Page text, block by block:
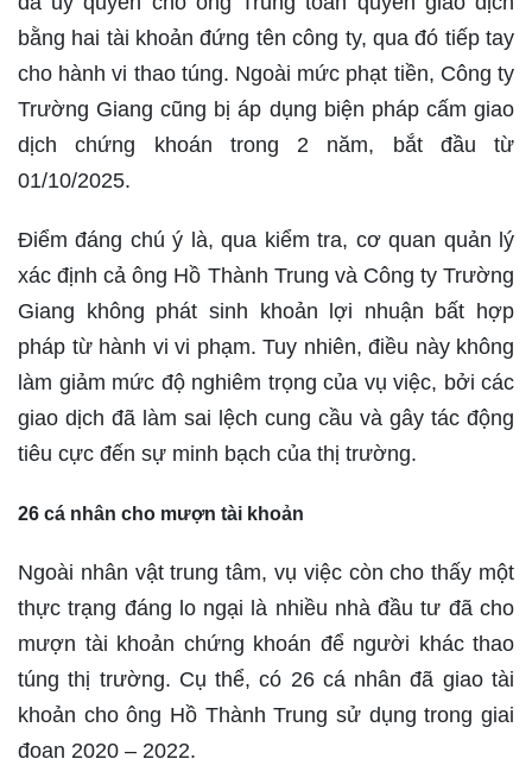
bằng hai tài khoản đứng tên công ty, qua đó tiếp tay
cho hành vi thao túng. Ngoài mức phạt tiền, Công ty
Trường Giang cũng bị áp dụng biện pháp cấm giao
dịch chứng khoán trong 2 năm, bắt đầu từ
01/10/2025.
Điểm đáng chú ý là, qua kiểm tra, cơ quan quản lý
xác định cả ông Hồ Thành Trung và Công ty Trường
Giang không phát sinh khoản lợi nhuận bất hợp
pháp từ hành vi vi phạm. Tuy nhiên, điều này không
làm giảm mức độ nghiêm trọng của vụ việc, bởi các
giao dịch đã làm sai lệch cung cầu và gây tác động
tiêu cực đến sự minh bạch của thị trường.
26 cá nhân cho mượn tài khoản
Ngoài nhân vật trung tâm, vụ việc còn cho thấy một
thực trạng đáng lo ngại là nhiều nhà đầu tư đã cho
mượn tài khoản chứng khoán để người khác thao
túng thị trường. Cụ thể, có 26 cá nhân đã giao tài
khoản cho ông Hồ Thành Trung sử dụng trong giai
đoạn 2020 – 2022.